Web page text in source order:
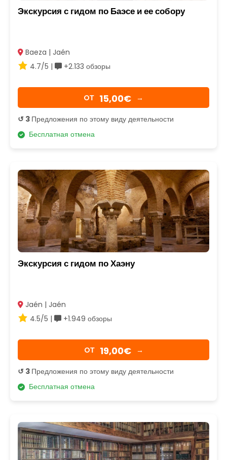
Экскурсия с гидом по Баэсе и ее собору
Baeza | Jaén
4.7/5 |
+2.133 обзоры
OТ 15,00€ →
↺ 3 Предложения по этому виду деятельности
Бесплатная отмена
Экскурсия с гидом по Хаэну
Jaén | Jaén
4.5/5 |
+1.949 обзоры
OТ 19,00€ →
↺ 3 Предложения по этому виду деятельности
Бесплатная отмена